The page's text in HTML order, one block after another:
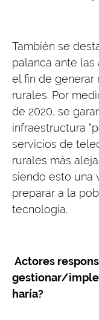
También se
palanca ante
el fin de generar
rurales. Por
de 2020, se
infraestructura
servicios de
rurales más
siendo esto una
preparar a la
tecnología.
Actores
gestionar/
haría?